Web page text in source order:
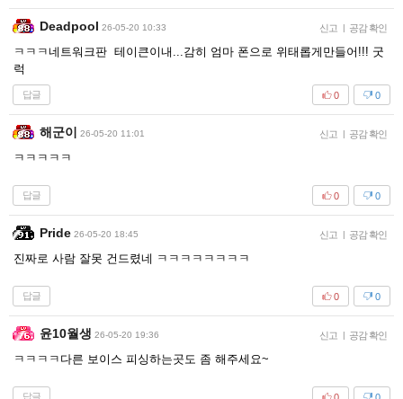
Deadpool 26-05-20 10:33 신고 | 공감 확인
ㅋㅋㅋ네트워크판 테이큰이내...감히 엄마 폰으로 위태롭게만들어!!! 굿
럭
답글 0
0
해군이 26-05-20 11:01 신고 | 공감 확인
ㅋㅋㅋㅋㅋ
답글 0
0
Pride 26-05-20 18:45 신고 | 공감 확인
진짜로 사람 잘못 건드렸네 ㅋㅋㅋㅋㅋㅋㅋㅋ
답글 0
0
윤10월생 26-05-20 19:36 신고 | 공감 확인
ㅋㅋㅋㅋ다른 보이스 피싱하는곳도 좀 해주세요~
답글